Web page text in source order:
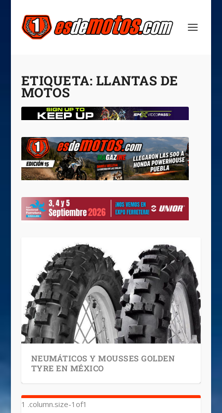
ETIQUETA: LLANTAS DE
MOTOS
NEUMÁTICOS Y MOUSSES GOLDEN
TYRE EN MÉXICO